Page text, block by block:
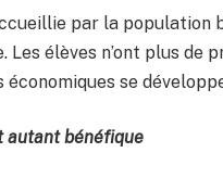
par la population
Les élèves n’ont plus
se
autant bénéfique